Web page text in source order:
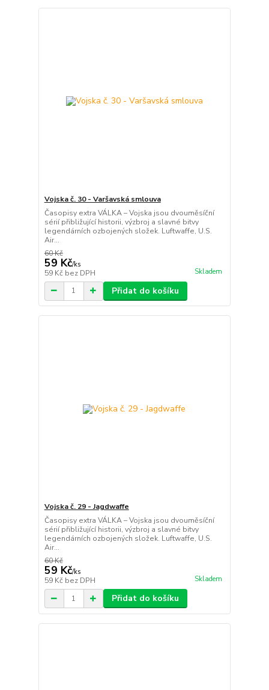
Vojska č. 30 - Varšavská smlouva
Časopisy extra VÁLKA – Vojska jsou dvouměsíční
sérií přibližující historii, výzbroj a slavné bitvy
legendárních ozbojených složek. Luftwaffe, U.S.
Air...
60 Kč
59 Kč/ks
59 Kč bez DPH Skladem
Přidat do košíku
Vojska č. 29 - Jagdwaffe
Časopisy extra VÁLKA – Vojska jsou dvouměsíční
sérií přibližující historii, výzbroj a slavné bitvy
legendárních ozbojených složek. Luftwaffe, U.S.
Air...
60 Kč
59 Kč/ks
59 Kč bez DPH Skladem
Přidat do košíku